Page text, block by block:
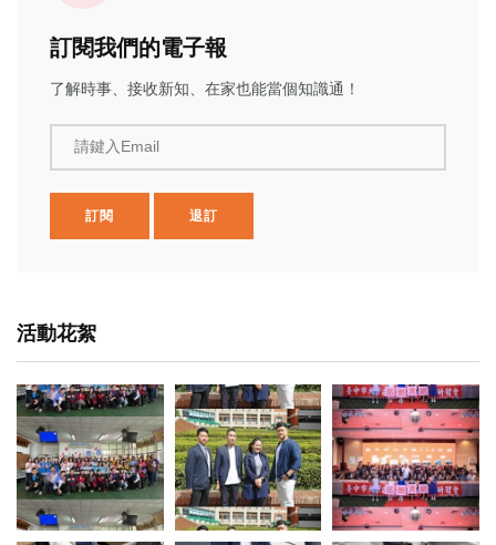
訂閱我們的電子報
了解時事、接收新知、在家也能當個知識通！
請鍵入Email
訂閱 退訂
活動花絮